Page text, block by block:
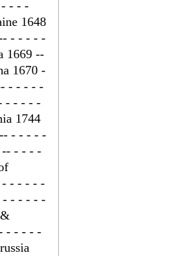
- - -
1648
- - - - -
1669 --
1670 -
- - - - -
- - - - -
1744
- - - - -
-- - - - -
- - - - - -
- - - - - -
- - - - -